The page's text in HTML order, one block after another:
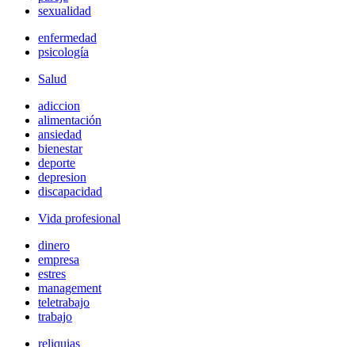
sexualidad
enfermedad
psicología
Salud
adiccion
alimentación
ansiedad
bienestar
deporte
depresion
discapacidad
Vida profesional
dinero
empresa
estres
management
teletrabajo
trabajo
reliquias